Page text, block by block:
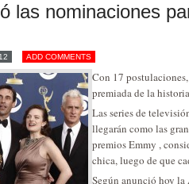
las nominaciones
ADD COMMENTS
Con 17
premiada de la
Las series de
llegarán como las
premios Emmy ,
chica, luego de que
Según anunció hoy